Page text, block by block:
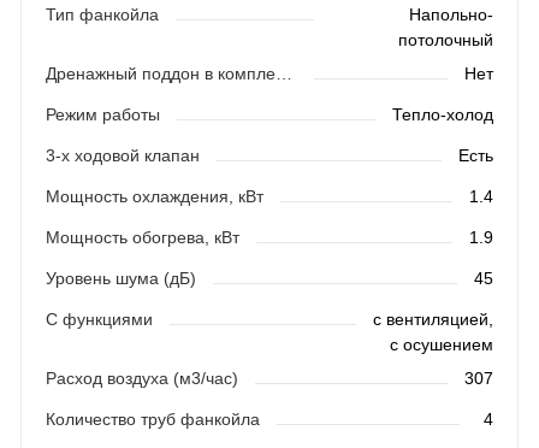
Тип фанкойла
Напольно-
потолочный
Дренажный поддон в комплекте
Нет
Режим работы Тепло-холод
3-х ходовой клапан Есть
Мощность охлаждения, кВт 1.4
Мощность обогрева, кВт 1.9
Уровень шума (дБ) 45
С функциями
с вентиляцией,
с осушением
Расход воздуха (м3/час)
307
Количество труб фанкойла 4